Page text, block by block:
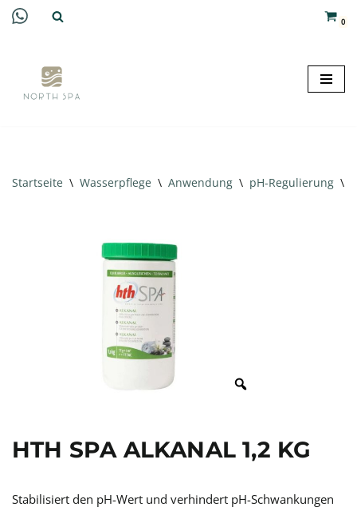
springen
0
Startseite \ Wasserpflege \ Anwendung \ pH-Regulierung \
HTH SPA ALKANAL 1,2 KG
Stabilisiert den pH-Wert und verhindert pH-Schwankungen